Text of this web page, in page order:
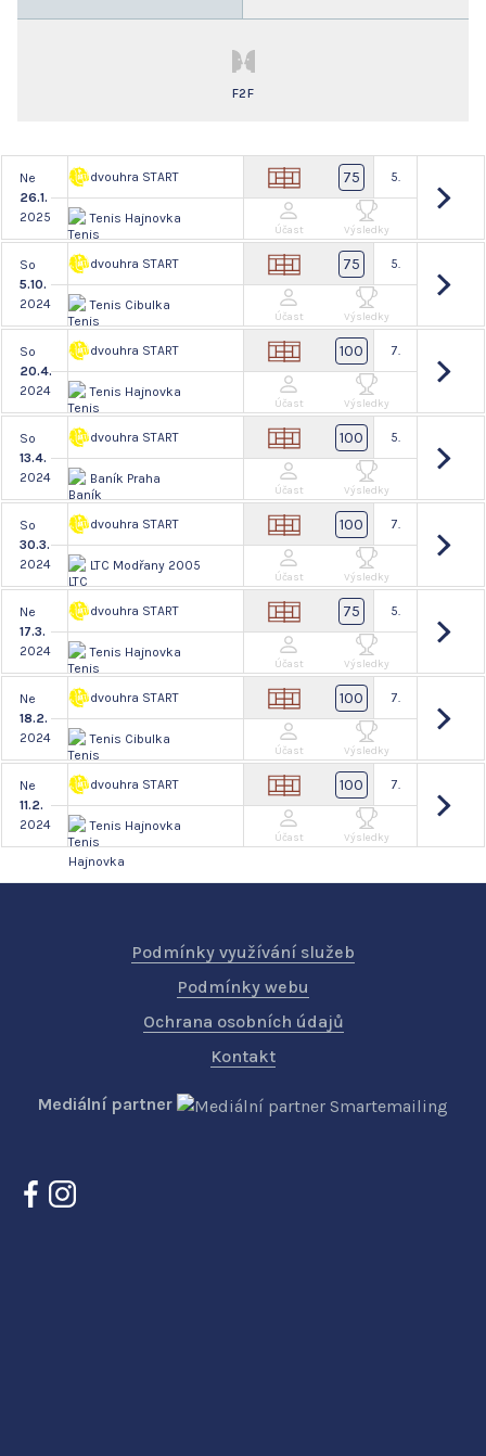
F2F
Ne
26.1.
2025
dvouhra START
Tenis Hajnovka
75 5.
Účast Výsledky
So
5.10.
2024
dvouhra START
Tenis Cibulka
75 5.
Účast Výsledky
So
20.4.
2024
dvouhra START
Tenis Hajnovka
100 7.
Účast Výsledky
So
13.4.
2024
dvouhra START
Baník Praha
100 5.
Účast Výsledky
So
30.3.
2024
dvouhra START
LTC Modřany 2005
100 7.
Účast Výsledky
Ne
17.3.
2024
dvouhra START
Tenis Hajnovka
75 5.
Účast Výsledky
Ne
18.2.
2024
dvouhra START
Tenis Cibulka
100 7.
Účast Výsledky
Ne
11.2.
2024
dvouhra START
Tenis Hajnovka
100 7.
Účast Výsledky
Podmínky využívání služeb
Podmínky webu
Ochrana osobních údajů
Kontakt
Mediální partner